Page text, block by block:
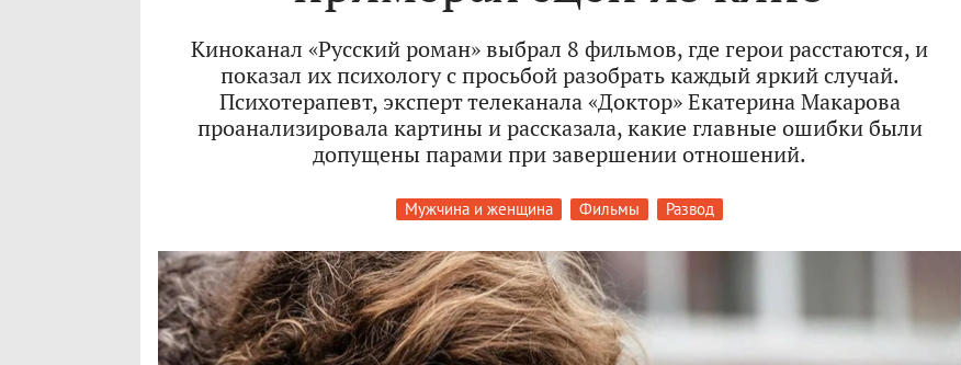
Киноканал «Русский роман» выбрал 8 фильмов, где герои расстаются, и
показал их психологу с просьбой разобрать каждый яркий случай.
Психотерапевт, эксперт телеканала «Доктор» Екатерина Макарова
проанализировала картины и рассказала, какие главные ошибки были
допущены парами при завершении отношений.
Мужчина и женщина Фильмы Развод